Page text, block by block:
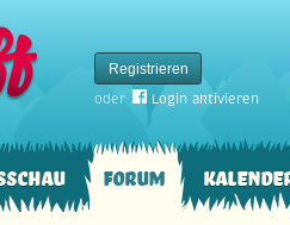
Registrieren
oder
Login aktivieren
Forum